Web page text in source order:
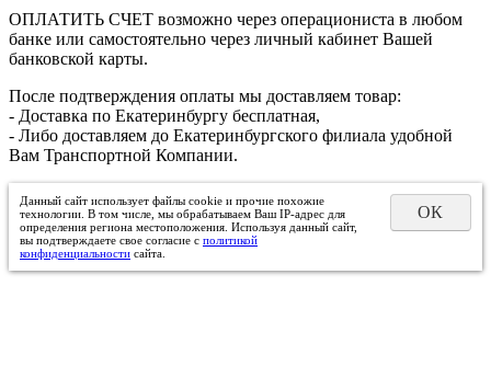
ОПЛАТИТЬ СЧЕТ возможно через операциониста в любом
банке или самостоятельно через личный кабинет Вашей
банковской карты.
После подтверждения оплаты мы доставляем товар:
- Доставка по Екатеринбургу бесплатная,
- Либо доставляем до Екатеринбургского филиала удобной
Вам Транспортной Компании.
Данный сайт использует файлы cookie и прочие похожие
технологии. В том числе, мы обрабатываем Ваш IP-адрес для
определения региона местоположения. Используя данный сайт,
вы подтверждаете свое согласие с политикой
конфиденциальности сайта.
ОК